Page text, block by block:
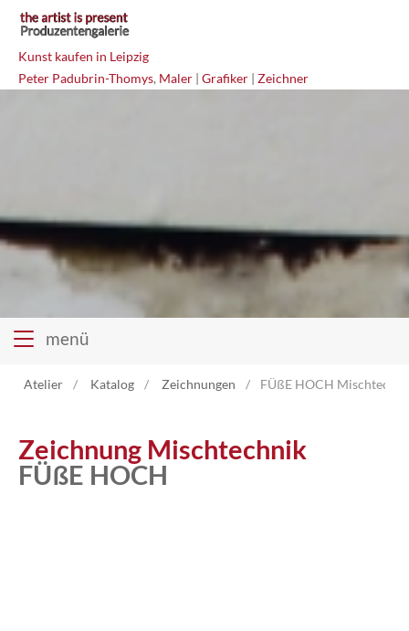
Kunst kaufen in Leipzig
Peter Padubrin-Thomys, Maler | Grafiker | Zeichner
menü
Atelier
Atelier Katalog Zeichnungen FÜßE HOCH
Zeichnung Mischtechnik
FÜßE HOCH